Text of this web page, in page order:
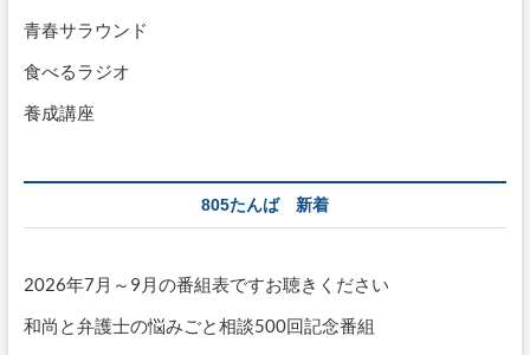
青春サラウンド
食べるラジオ
養成講座
805たんば 新着
2026年7月～9月の番組表ですお聴きください
和尚と弁護士の悩みごと相談500回記念番組